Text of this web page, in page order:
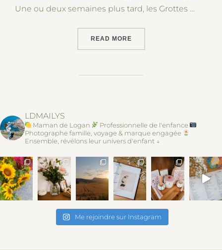
Une ou deux semaines plus tard, les Grottes …
READ MORE“QUELQUES VISITES, DU
LDMAILYS
Maman de Logan
Professionnelle de l'enfance
Photographe famille, voyage & marque engagée
Ensemble, révélons leur univers d'enfant ↓
Me rejoindre sur Instagram